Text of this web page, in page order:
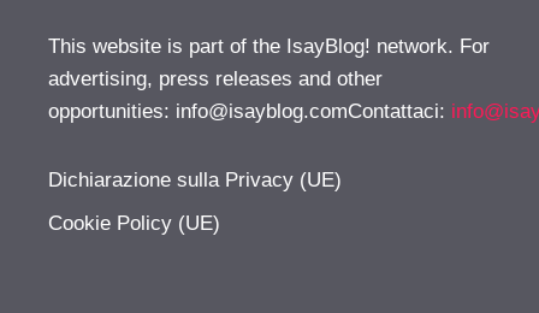
This website is part of the IsayBlog! network. For
advertising, press releases and other
opportunities: info@isayblog.comContattaci:
Dichiarazione sulla Privacy (UE)
Cookie Policy (UE)